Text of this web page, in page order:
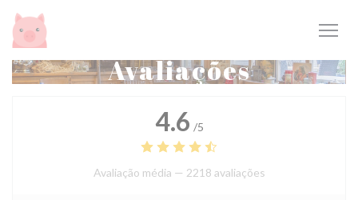
Painel de Gerenciamento de Cookies
Avaliações
4.6 /5
Avaliação média — 2218 avaliações